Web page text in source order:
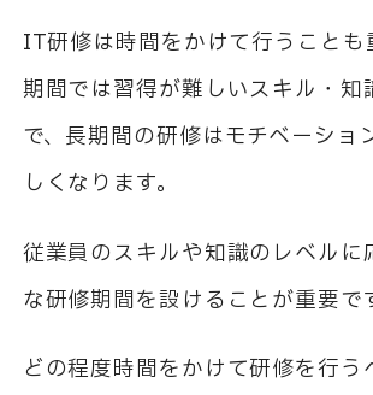
IT研修は時間をかけて行うことも
期間では習得が難しいスキル・知
で、長期間の研修はモチベーショ
しくなります。
従業員のスキルや知識のレベルに
な研修期間を設けることが重要で
どの程度時間をかけて研修を行う